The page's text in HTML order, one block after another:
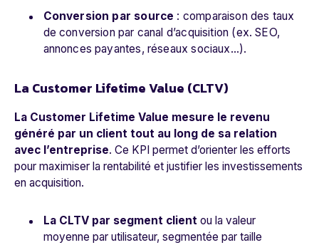
Conversion par source : comparaison des taux
de conversion par canal d’acquisition (ex. SEO,
annonces payantes, réseaux sociaux…).
La Customer Lifetime Value (CLTV)
La Customer Lifetime Value mesure le revenu
généré par un client tout au long de sa relation
avec l’entreprise. Ce KPI permet d’orienter les efforts
pour maximiser la rentabilité et justifier les investissements
en acquisition.
La CLTV par segment client ou la valeur
moyenne par utilisateur, segmentée par taille